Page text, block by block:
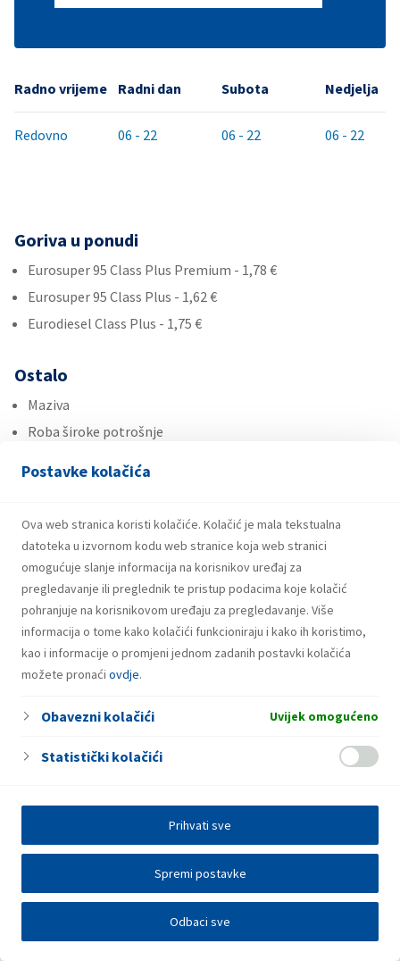
Postavke kolačića
Ova web stranica koristi kolačiće. Kolačić je mala tekstualna
datoteka u izvornom kodu web stranice koja web stranici
omogućuje slanje informacija na korisnikov uređaj za
pregledavanje ili preglednik te pristup podacima koje kolačić
pohranjuje na korisnikovom uređaju za pregledavanje. Više
informacija o tome kako kolačići funkcioniraju i kako ih koristimo,
kao i informacije o promjeni jednom zadanih postavki kolačića
možete pronaći ovdje.
Obavezni kolačići Uvijek omogućeno
Statistički kolačići
Odbaci sve
Spremi postavke
Prihvati sve
Radno vrijeme Radni dan Subota Nedjelja
Redovno 06 - 22 06 - 22 06 - 22
Goriva u ponudi
Eurosuper 95 Class Plus Premium - 1,78 €
Eurosuper 95 Class Plus - 1,62 €
Eurodiesel Class Plus - 1,75 €
Ostalo
Maziva
Roba široke potrošnje
Fresh Corner